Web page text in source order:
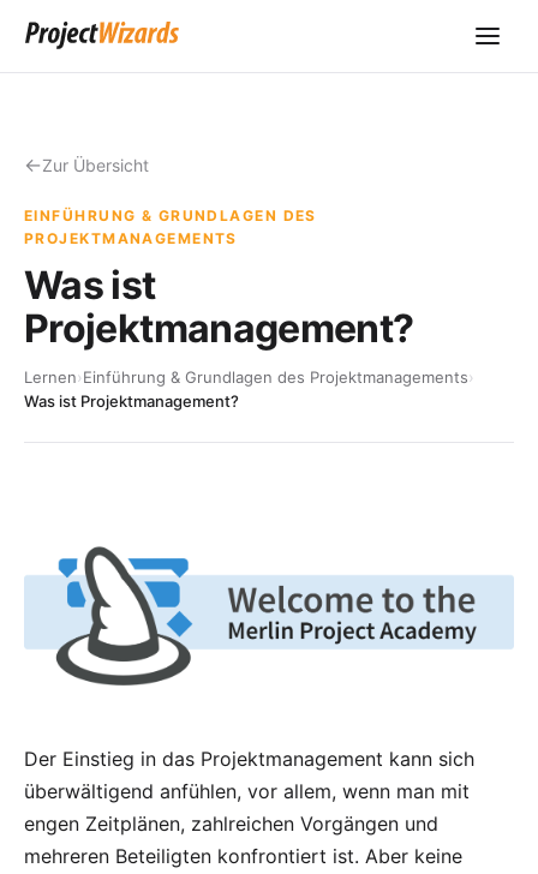
Zur Übersicht
EINFÜHRUNG & GRUNDLAGEN DES
PROJEKTMANAGEMENTS
Was ist
Projektmanagement?
Lernen›Einführung & Grundlagen des Projektmanagements›
Was ist Projektmanagement?
Der Einstieg in das Projektmanagement kann sich
überwältigend anfühlen, vor allem, wenn man mit
engen Zeitplänen, zahlreichen Vorgängen und
mehreren Beteiligten konfrontiert ist. Aber keine